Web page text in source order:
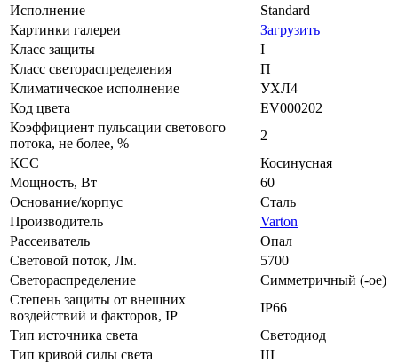
Исполнение
Standard
Картинки галереи
Загрузить
Класс защиты
I
Класс светораспределения
П
Климатическое исполнение
УХЛ4
Код цвета
EV000202
Коэффициент пульсации светового
потока, не более, %
2
КСС
Косинусная
Мощность, Вт
60
Основание/корпус
Сталь
Производитель
Varton
Рассеиватель
Опал
Световой поток, Лм.
5700
Светораспределение
Симметричный (-ое)
Степень защиты от внешних
воздействий и факторов, IP
IP66
Тип источника света
Светодиод
Тип кривой силы света
Ш